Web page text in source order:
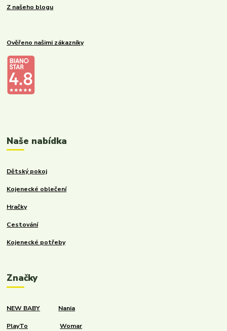
Z našeho blogu
Ověřeno našimi zákazníky
Naše nabídka
Dětský pokoj
Kojenecké oblečení
Hračky
Cestování
Kojenecké potřeby
Značky
NEW BABY Nania
PlayTo Womar